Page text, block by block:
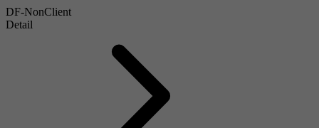
DF-NonClient
Detail